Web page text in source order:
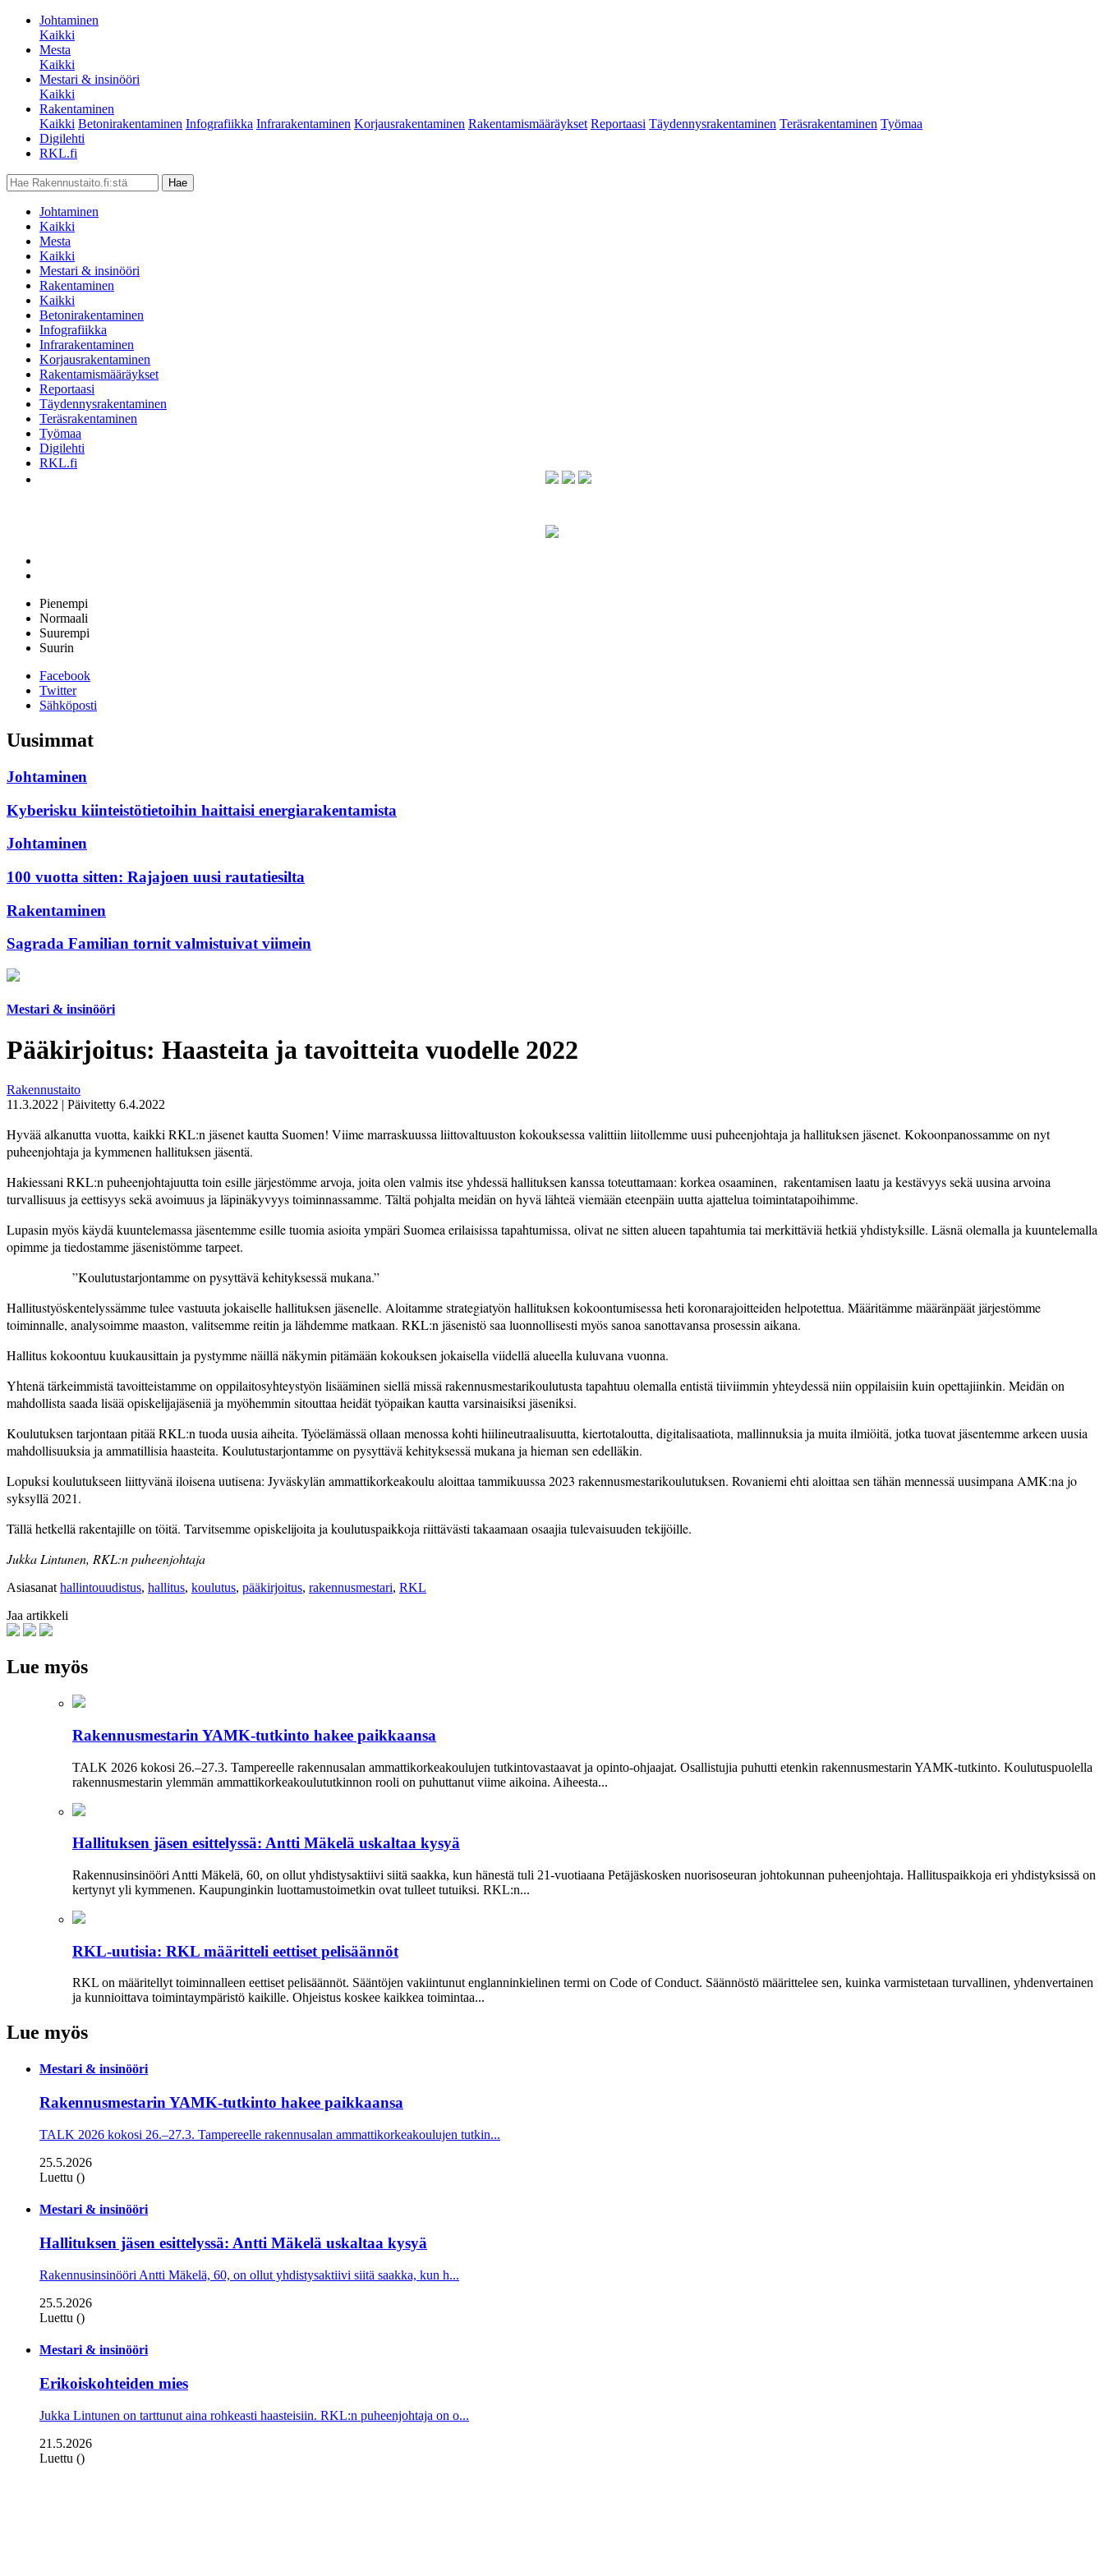
Johtaminen
Kaikki
Mesta
Kaikki
Mestari & insinööri
Kaikki
Rakentaminen
Kaikki Betonirakentaminen Infografiikka Infrarakentaminen Korjausrakentaminen Rakentamismääräykset Reportaasi Täydennysrakentaminen Teräsrakentaminen Työmaa
Digilehti
RKL.fi
Johtaminen
Kaikki
Mesta
Kaikki
Mestari & insinööri
Rakentaminen
Kaikki
Betonirakentaminen
Infografiikka
Infrarakentaminen
Korjausrakentaminen
Rakentamismääräykset
Reportaasi
Täydennysrakentaminen
Teräsrakentaminen
Työmaa
Digilehti
RKL.fi
Pienempi
Normaali
Suurempi
Suurin
Facebook
Twitter
Sähköposti
Uusimmat
Johtaminen
Kyberisku kiinteistötietoihin haittaisi energiarakentamista
Johtaminen
100 vuotta sitten: Rajajoen uusi rautatiesilta
Rakentaminen
Sagrada Familian tornit valmistuivat viimein
Mestari & insinööri
Pääkirjoitus: Haasteita ja tavoitteita vuodelle 2022
Rakennustaito
11.3.2022 | Päivitetty 6.4.2022
Hyvää alkanutta vuotta, kaikki RKL:n jäsenet kautta Suomen! Viime marraskuussa liittovaltuuston kokouksessa valittiin liitollemme uusi puheenjohtaja ja hallituksen jäsenet. Kokoonpanossamme on nyt
puheenjohtaja ja kymmenen hallituksen jäsentä.
Hakiessani RKL:n puheenjohtajuutta toin esille järjestömme arvoja, joita­ olen valmis itse­ yhdessä hallituksen kanssa toteuttamaan: korkea osaaminen, ­ rakentamisen laatu­ ja kestävyys sekä­ ­uusina arvoina
turvallisuus ja eettisyys sekä avoimuus ja läpinäkyvyys toiminnassamme. Tältä­ pohjalta meidän on hyvä lähteä viemään eteenpäin uutta ajattelua toiminta­tapoihimme.
Lupasin myös käydä kuuntelemassa jäsentemme esille tuomia asioita ympäri Suomea erilaisissa tapahtumissa,­ olivat ne sitten ­alueen tapahtumia tai merkittäviä hetkiä yhdistyksille. Läsnä olemalla ja kuuntelemalla
opimme ja tiedostamme jäsenistömme tarpeet.
”Koulutus­tarjontamme on pysyttävä kehityksessä mukana.”
Hallitus­työskentelys­sämme tulee vastuuta jokaiselle­ hallituksen jäsenelle. Aloitamme strategiat­yön hallituksen kokoontumisessa heti korona­rajoitteiden helpotettua. Määritämme määränpäät järjestömme
toiminnalle, analysoimme maaston, valitsemme reitin ja lähdemme matkaan. RKL:n jäsenistö saa luonnollisesti myös sanoa sanottavansa prosessin aikana.
Hallitus kokoontuu kuukausittain ja pystymme näillä näkymin pitämään kokouksen jokaisella viidellä alueella kuluvana vuonna.
Yhtenä tärkeimmistä tavoitteistamme on oppi­laitosyhteystyön lisääminen siellä missä rakennusmestarikoulutusta tapahtuu olemalla entistä tiiviimmin yhteydessä niin oppilaisiin kuin opettajiinkin. Meidän on
mahdollista saada lisää opiskelijajäseniä ja myöhemmin sitouttaa heidät työpaikan kautta varsinaisiksi­ jäseniksi.
Koulutuksen tarjontaan pitää RKL:n tuoda uusia aiheita. Työelämässä ollaan menossa kohti hiilineutraalisuutta, kiertotaloutta, digitalisaatiota, mallinnuksia ja muita ilmiöitä, jotka tuovat jäsentemme arkeen uusia
mahdollisuuksia ja ammatillisia haasteita. Koulutustarjontamme on pysyttävä kehityksessä mukana ja hieman sen edelläkin.
Lopuksi koulutukseen liittyvänä iloisena uutisena: Jyväskylän ammattikorkeakoulu aloittaa tammikuussa 2023 rakennusmestarikoulutuksen. Rovaniemi ehti aloittaa sen tähän mennessä uusimpana AMK:na jo
syksyllä 2021.
Tällä hetkellä rakentajille on töitä. Tarvitsemme opiskelijoita ja koulutuspaikkoja riittävästi takaamaan osaajia ­tulevaisuuden tekijöille.
Jukka Lintunen, RKL:n puheenjohtaja
Asiasanat hallintouudistus, hallitus, koulutus, pääkirjoitus, rakennusmestari, RKL
Jaa artikkeli
Lue myös
Rakennusmestarin YAMK-tutkinto hakee paikkaansa
TALK 2026 kokosi 26.–27.3. Tampereelle rakennusalan ammattikorkeakoulujen tutkintovastaavat ja opinto-ohjaajat. Osallistujia puhutti etenkin rakennusmestarin YAMK-tutkinto. Koulutuspuolella
rakennusmestarin ylemmän ammattikorkeakoulututkinnon rooli on puhuttanut viime ­aikoina. ­Aiheesta...
Hallituksen jäsen esittelyssä: Antti Mäkelä uskaltaa kysyä
Rakennusinsinööri Antti Mäkelä, 60, on ollut yhdistysaktiivi siitä saakka, kun hänestä tuli 21-vuo­tiaana Petäjäskosken nuoriso­seuran johtokunnan puheenjohtaja. Hallituspaikkoja eri yhdistyksissä on
kertynyt yli kymmenen. Kaupunginkin luottamustoimetkin ovat tulleet tutuiksi. RKL:n...
RKL-uutisia: RKL määritteli eettiset pelisäännöt
RKL on määritellyt toiminnalleen eettiset peli­säännöt. Sääntöjen vakiintunut englanninkielinen termi on Code of Conduct. Säännöstö määrittelee sen, kuinka varmistetaan turvallinen, yhdenvertainen
ja kun­nioittava toimintaympäristö kaikille. Ohjeistus koskee kaikkea toimintaa...
Lue myös
Mestari & insinööri
Rakennusmestarin YAMK-tutkinto hakee paikkaansa
TALK 2026 kokosi 26.–27.3. Tampereelle rakennusalan ammattikorkeakoulujen tutkin...
25.5.2026
Luettu ()
Mestari & insinööri
Hallituksen jäsen esittelyssä: Antti Mäkelä uskaltaa kysyä
Rakennusinsinööri Antti Mäkelä, 60, on ollut yhdistysaktiivi siitä saakka, kun h...
25.5.2026
Luettu ()
Mestari & insinööri
Erikoiskohteiden mies
Jukka Lintunen on tarttunut aina rohkeasti haasteisiin. RKL:n puheenjohtaja on o...
21.5.2026
Luettu ()